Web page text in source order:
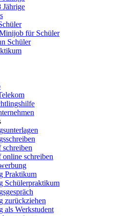
Jährige
für Schüler
Schüler
schreiben
online schreiben
Praktikum
Schülerpraktikum
zurückziehen
als Werkstudent